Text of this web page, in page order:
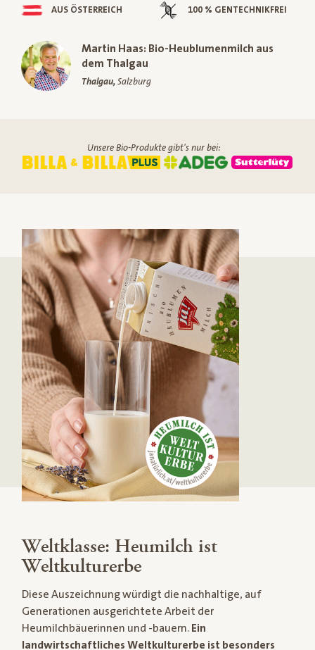
AUS ÖSTERREICH 100 % GENTECHNIKFREI
Martin Haas: Bio-Heublumenmilch aus
dem Thalgau
Thalgau, Salzburg
Unsere Bio-Produkte gibt's nur bei:
Weltklasse: Heumilch ist
Weltkulturerbe
Diese Auszeichnung würdigt die nachhaltige, auf
Generationen ausgerichtete Arbeit der
Heumilchbäuerinnen und -bauern. Ein
landwirtschaftliches Weltkulturerbe ist besonders